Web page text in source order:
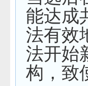
能达成
法有效
法开始
构，致